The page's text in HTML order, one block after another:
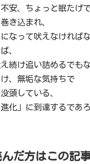
安、ちょっと眠たげ
き込まれ、
なって吠えなければ
、
続け追い詰めるでもな
、無垢な気持ちで
頭している、
化」に到達するであ
だ方はこの記